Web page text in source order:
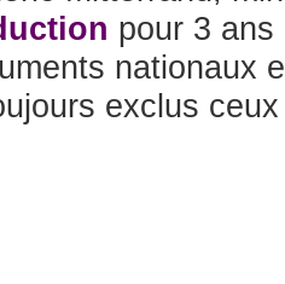
pour 3 ans
nationaux
exclus